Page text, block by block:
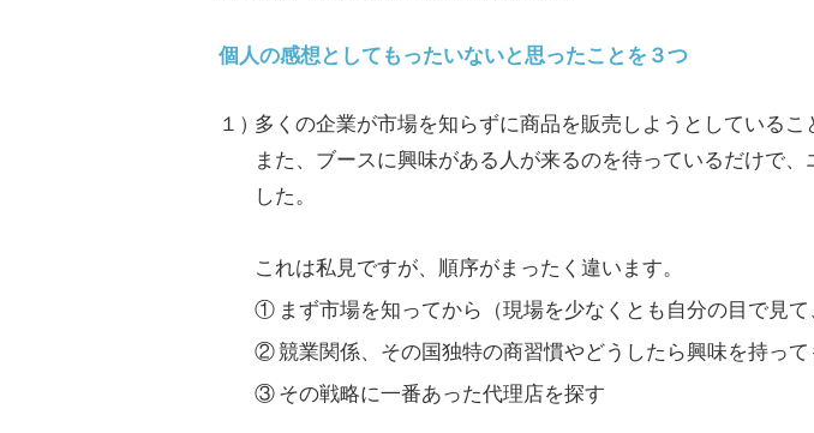
個人の感想としてもったいないと思ったことを３つ
１）多くの企業が市場を知らずに商品を販売しようとしているこ
また、ブースに興味がある人が来るのを待っているだけで
した。
これは私見ですが、順序がまったく違います。
① まず市場を知ってから（現場を少なくとも自分の目で見
②競業関係、その国独特の商習慣やどうしたら興味を持って
③その戦略に一番あった代理店を探す